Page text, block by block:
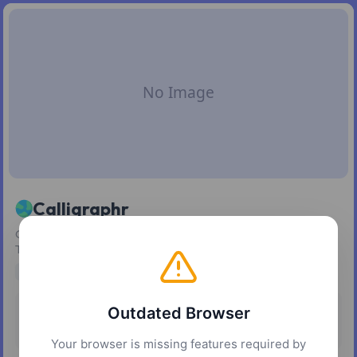
Calligraphr
Convierte tu letra manuscrita o caligrafía en una fuente
TTF/OTF lista para usar.
Outdated Browser
Your browser is missing features required by